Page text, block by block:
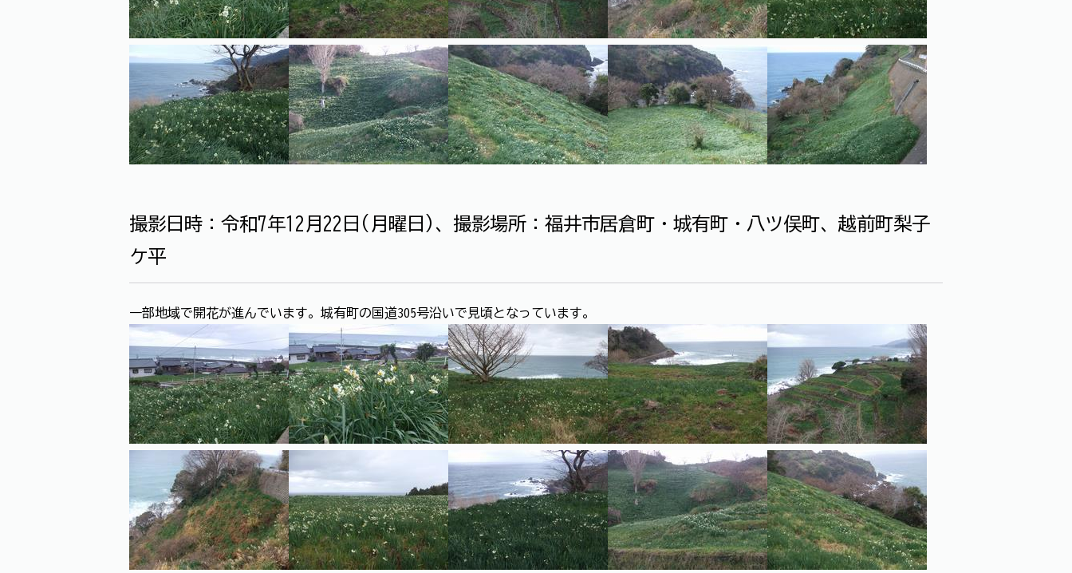
撮影日時：令和7年12月22日(月曜日)、撮影場所：福井市居倉町・城有町・八ツ俣町、越前町梨子
ケ平
一部地域で開花が進んでいます。城有町の国道305号沿いで見頃となっています。